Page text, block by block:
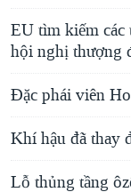
EU tìm kiếm các
hội nghị thượng
Đặc phái viên
Khí hậu đã thay
Lỗ thủng tầng